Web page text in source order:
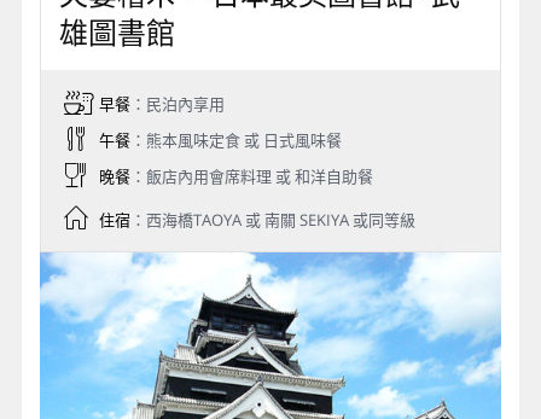
我們一起來融入體驗日本人鄉村的生活吧！
入住農民家庭藉由與當地居民的互動生活，了解到日
「一期一會」的相聚時間！
★今日行程結束後由專業導遊帶領前往民泊後由主人
帶領入住民泊，享受主人準備之溫馨晚餐。
會之心情輕鬆體驗~請依照現場安排為準。
民泊房間數、房型也可能會不相同，因此皆安排四人
或六人住宿一戶『二人一室』，如造成您不便，敬請
見諒!!